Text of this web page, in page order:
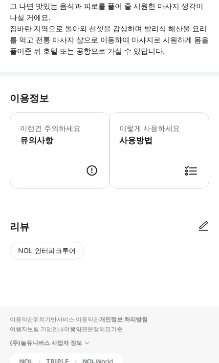
고 나면 맛있는 음식과 피로를 풀어 줄 시원한 마사지 생각이
나실 거에요.
짐바란 지역으로 돌아와 선셋을 감상하며 발리식 해산물 요리
를 먹고 전통 마사지 샵으로 이동하여 마사지로 시원하게 몸을
풀어준 뒤 호텔 또는 공항으로 가실 수 있답니다.
이용정보
이런건 주의하세요
유의사항
[포함사항] · 프라이빗 전용차량 및
이렇게 사용하세요
사용방법
리뷰
NOL 인터파크투어
입니
다.
순
상
이용약관위치기반서비스 이용약관개인정보 처리방침
여행자보험 가입안내여행약관분쟁해결기준
(주)놀유니버스 사업자 정보